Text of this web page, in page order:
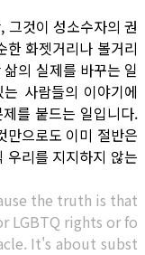
그것이 성소수자의 권
화젯거리나 볼거리
의 실제를 바꾸는 일
사람들의 이야기에
를 붙드는 일입니다.
만으로도 이미 절반은
우리를 지지하지 않는
the truth is that
LGBTQ rights or fo
It's about subst